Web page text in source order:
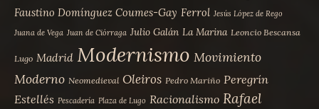
Faustino Domínguez Coumes-Gay Ferrol Jesús López de Rego
Juana de Vega Juan de Ciórraga Julio Galán La Marina Leoncio Bescansa
Lugo Madrid Modernismo Movimiento
Moderno Neomedieval Oleiros Pedro Mariño Peregrín
Estellés Pescadería Plaza de Lugo Racionalismo Rafael